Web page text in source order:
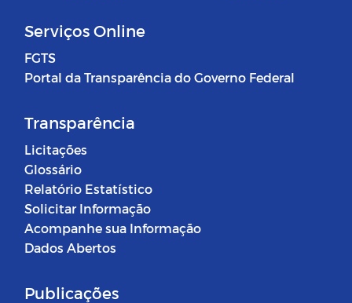
Serviços Online
FGTS
Portal da Transparência do Governo Federal
Transparência
Licitações
Glossário
Relatório Estatístico
Solicitar Informação
Acompanhe sua Informação
Dados Abertos
Publicações